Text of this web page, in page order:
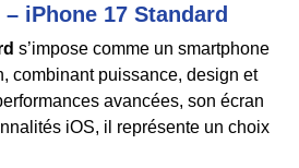
iPhone 17 Standard
s’impose comme un smartphone
combinant puissance, design et
avancées, son écran
iOS, il représente un choix